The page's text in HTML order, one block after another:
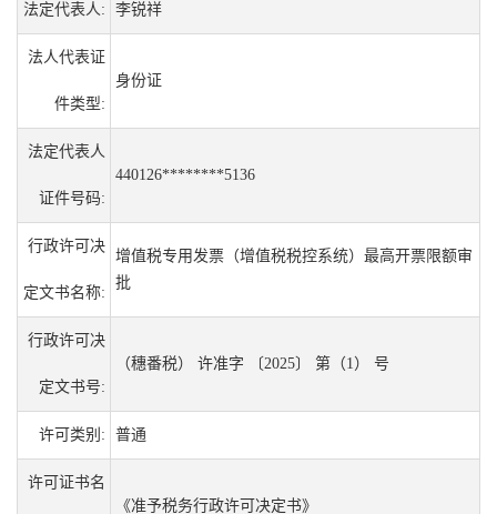
法定代表人: 李锐祥
法人代表证
件类型:
身份证
法定代表人
证件号码:
440126********5136
行政许可决
定文书名称:
增值税专用发票（增值税税控系统）最高开票限额审
批
行政许可决
定文书号:
（穗番税） 许准字 〔2025〕 第（1） 号
许可类别: 普通
许可证书名
《准予税务行政许可决定书》